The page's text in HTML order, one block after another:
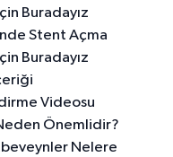
Buradayız
Stent Açma
Buradayız
Videosu
Önemlidir?
Nelere